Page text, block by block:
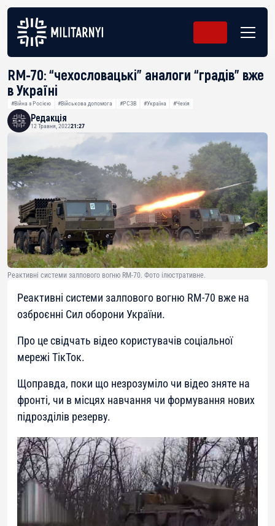
RM-70: “чехословацькі” аналоги “градів” вже
в Україні
#Війна з Росією #Військова допомога #РСЗВ #Україна #Чехія
Редакція
12 Травня, 202221:27
Реактивні системи залпового вогню RM-70. Фото ілюстративне.
Реактивні системи залпового вогню RM-70 вже на
озброєнні Сил оборони України.
Про це свідчать відео користувачів соціальної
мережі ТікТок.
Щоправда, поки що незрозуміло чи відео зняте на
фронті, чи в місцях навчання чи формування нових
підрозділів резерву.